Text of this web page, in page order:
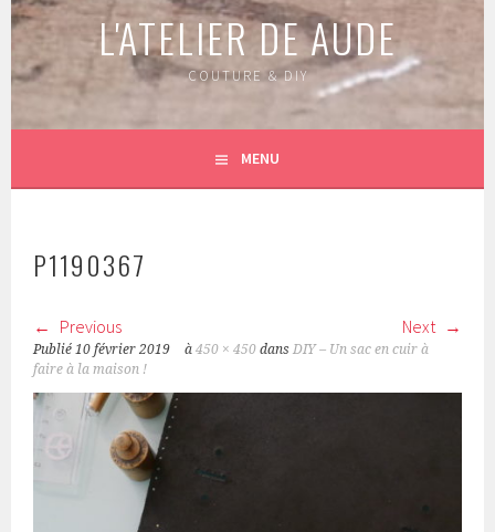
L'ATELIER DE AUDE
COUTURE & DIY
MENU
P1190367
Previous Next
Publié10 février 2019 à450 × 450 dansDIY – Un sac en cuir à
faire à la maison !